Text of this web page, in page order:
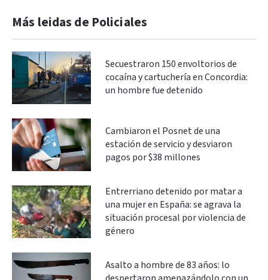
Más leidas de Policiales
Secuestraron 150 envoltorios de
cocaína y cartuchería en Concordia:
un hombre fue detenido
Cambiaron el Posnet de una
estación de servicio y desviaron
pagos por $38 millones
Entrerriano detenido por matar a
una mujer en España: se agrava la
situación procesal por violencia de
género
Asalto a hombre de 83 años: lo